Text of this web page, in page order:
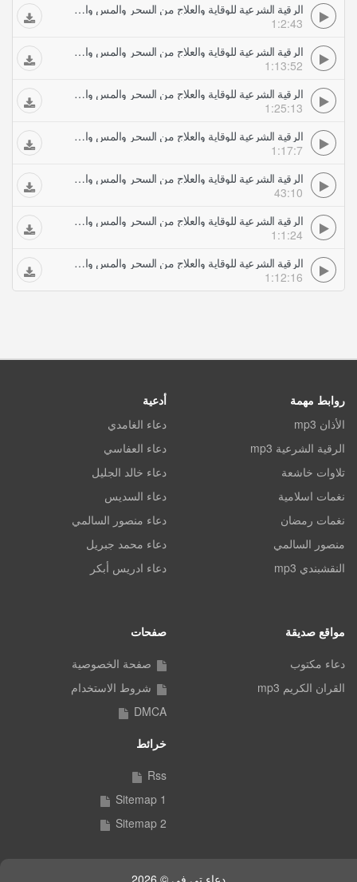
الرقية الشرعية للوقاية والعلاج من السحر والمس والعين والحسد بصوت الشيخ سعد الغامدي
1:2:43
الرقية الشرعية للوقاية والعلاج من السحر والمس والعين والحسد بصوت الشيخ مشاري العفاسي
1:13:52
الرقية الشرعية للوقاية والعلاج من السحر والمس والعين والحسد بصوت الشيخ محمد المحيسني
1:25:13
الرقية الشرعية للوقاية والعلاج من السحر والمس والعين والحسد بصوت الشيخ ناصر القطامي
1:17:7
الرقية الشرعية للوقاية والعلاج من السحر والمس والعين والحسد بصوت الشيخ خالد الجليل
43:10
الرقية الشرعية للوقاية والعلاج من السحر والمس والعين والحسد بصوت الشيخ ياسر الدوسري
1:1:24
الرقية الشرعية للوقاية والعلاج من السحر والمس والعين والحسد بصوت الشيخ خالد القحطاني
1:12:16
روابط مهمة
الأذان mp3
الرقية الشرعية mp3
تلاوات خاشعة
نغمات اسلامية
نغمات رمضان
منصور السالمي
النقشبندي mp3
أدعية
دعاء الغامدي
دعاء العفاسي
دعاء خالد الجليل
دعاء السديس
دعاء منصور السالمي
دعاء محمد جبريل
دعاء ادريس أبكر
مواقع صديقة
دعاء مكتوب
القران الكريم mp3
صفحات
صفحة الخصوصية
شروط الاستخدام
DMCA
خرائط
Rss
Sitemap 1
Sitemap 2